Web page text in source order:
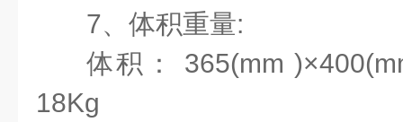
7、体积重量:
体积：
365(mm
18Kg